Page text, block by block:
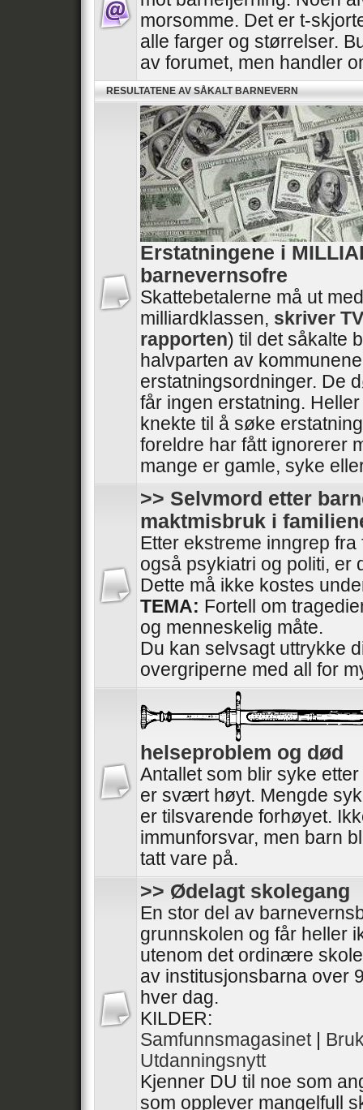
morsomme. Det er t-
alle farger og størrelser.
av forumet, men handler
RESULTATENE AV SÅKALT BARNEVERN
Erstatningene i
barnevernsofre
Skattebetalerne må ut
milliardklassen, skriver
rapporten) til det såkalte
halvparten av
erstatningsordninger. De
får ingen erstatning.
knekte til å søke
foreldre har fått ignorerer
mange er gamle, syke
>> Selvmord etter
maktmisbruk i
Etter ekstreme inngrep
også psykiatri og politi, er
Dette må ikke kostes
TEMA: Fortell om
og menneskelig måte.
Du kan selvsagt uttrykke
overgriperne med all for
helseproblem og død
Antallet som blir syke
er svært høyt. Mengde
er tilsvarende forhøyet.
immunforsvar, men barn
tatt vare på.
>> Ødelagt skolegang
En stor del av
grunnskolen og får heller
utenom det ordinære
av institusjonsbarna over
hver dag.
KILDER:
Samfunnsmagasinet|
Utdanningsnytt
Kjenner DU til noe som
som opplever mangelfull